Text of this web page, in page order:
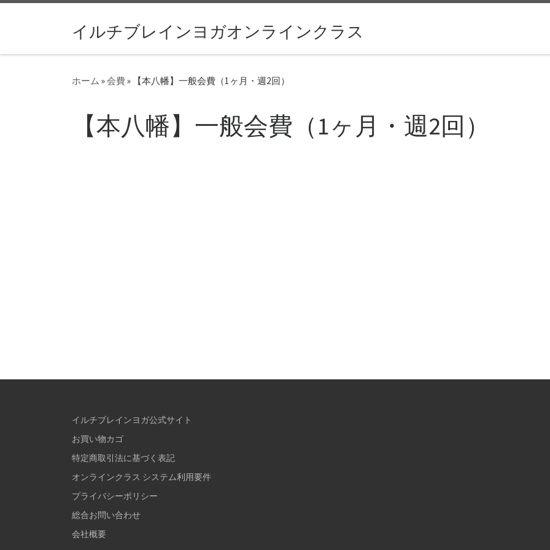
イルチブレインヨガオンラインクラス
ホーム »会費» 【本八幡】一般会費（1ヶ月・週2回）
【本八幡】一般会費（1ヶ月・週2回）
イルチブレインヨガ公式サイト
お買い物カゴ
特定商取引法に基づく表記
オンラインクラス システム利用要件
プライバシーポリシー
総合お問い合わせ
会社概要